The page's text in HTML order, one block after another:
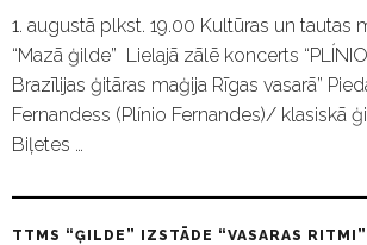
1. augustā plkst. 19.00 Kultūras un tautas
“Mazā ģilde” Lielajā zālē koncerts “PLÍNIO
Brazīlijas ģitāras maģija Rīgas vasarā”
Fernandess (Plínio Fernandes)/ klasiskā
Biļetes …
TTMS “ĢILDE” IZSTĀDE “VASARAS RITMI”